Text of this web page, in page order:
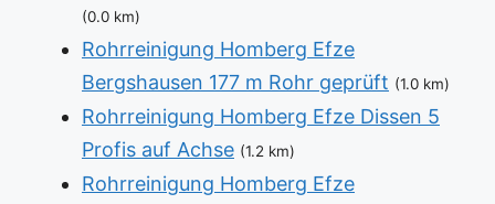
(0.0 km)
Rohrreinigung Homberg Efze
Bergshausen 177 m Rohr geprüft (1.0 km)
Rohrreinigung Homberg Efze Dissen 5
Profis auf Achse (1.2 km)
Rohrreinigung Homberg Efze